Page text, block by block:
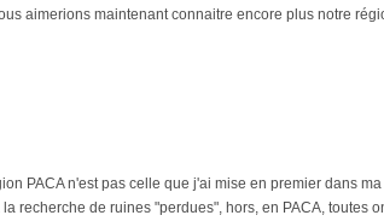
aimerions maintenant connaitre encore plus notre
PACA n'est pas celle que j'ai mise en premier dans
recherche de ruines "perdues", hors, en PACA, toutes